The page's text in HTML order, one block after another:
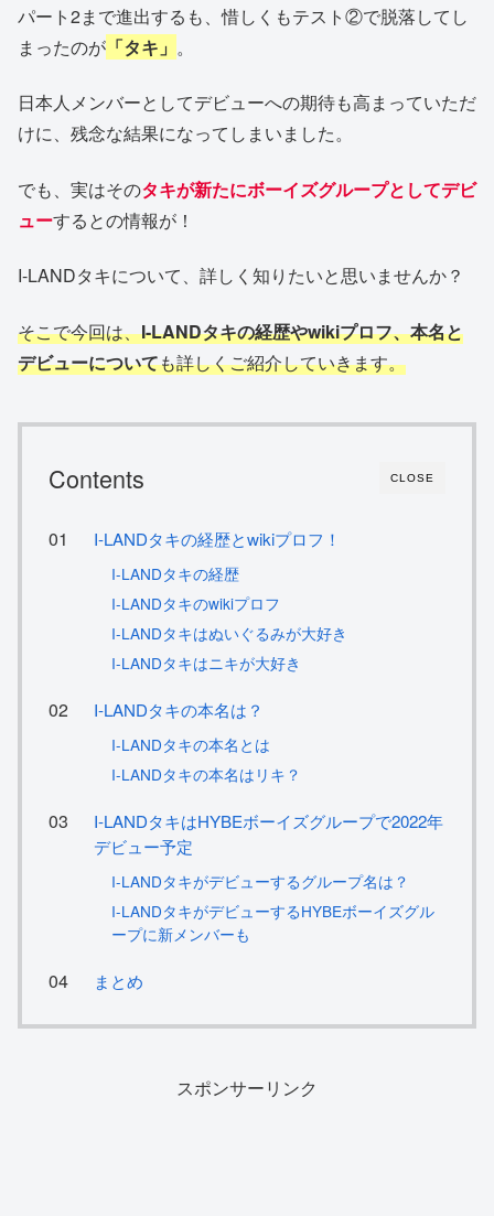
パート2まで進出するも、惜しくもテスト②で脱落してし
まったのが 「タキ」 。
日本人メンバーとしてデビューへの期待も高まっていただ
けに、残念な結果になってしまいました。
でも、実はそのタキが新たにボーイズグループとしてデビ
ューするとの情報が！
I-LANDタキについて、詳しく知りたいと思いませんか？
そこで今回は、I-LANDタキの経歴やwikiプロフ、本名と
デビューについても詳しくご紹介していきます。
CLOSE
Contents
I-LANDタキの経歴とwikiプロフ！
I-LANDタキの経歴
I-LANDタキのwikiプロフ
I-LANDタキはぬいぐるみが大好き
I-LANDタキはニキが大好き
I-LANDタキの本名は？
I-LANDタキの本名とは
I-LANDタキの本名はリキ？
I-LANDタキはHYBEボーイズグループで2022年
デビュー予定
I-LANDタキがデビューするグループ名は？
I-LANDタキがデビューするHYBEボーイズグル
ープに新メンバーも
まとめ
スポンサーリンク